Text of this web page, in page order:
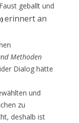
geballt und
)erinnert an
Methoden
Dialog hätte
und
zu
deshalb ist